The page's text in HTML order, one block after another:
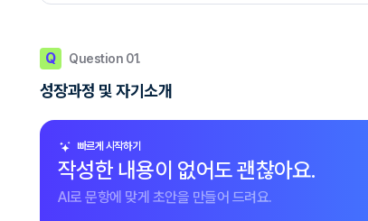
Q Question 01.
성장과정 및 자기소개
빠르게 시작하기
작성한 내용이 없어도 괜찮아요.
AI로 문항에 맞게 초안을 만들어 드려요.